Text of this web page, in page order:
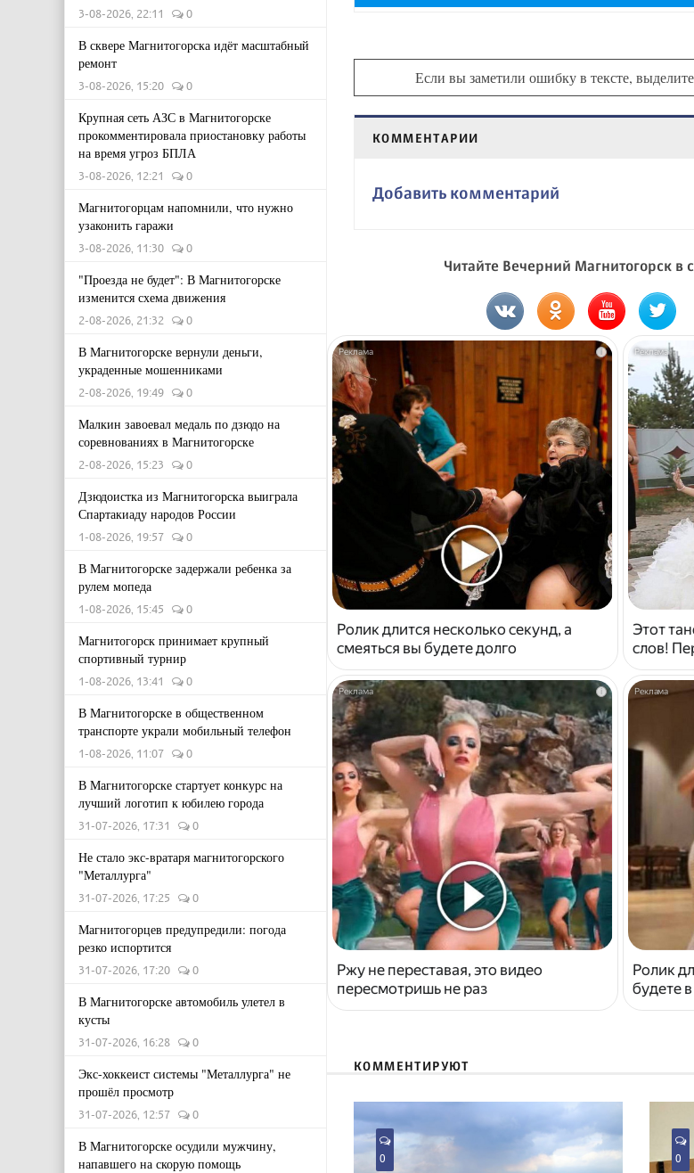
3-08-2026, 22:11 0
В сквере Магнитогорска идёт масштабный
ремонт
3-08-2026, 15:20 0
Крупная сеть АЗС в Магнитогорске
прокомментировала приостановку работы
на время угроз БПЛА
3-08-2026, 12:21 0
Магнитогорцам напомнили, что нужно
узаконить гаражи
3-08-2026, 11:30 0
"Проезда не будет": В Магнитогорске
изменится схема движения
2-08-2026, 21:32 0
В Магнитогорске вернули деньги,
украденные мошенниками
2-08-2026, 19:49 0
Малкин завоевал медаль по дзюдо на
соревнованиях в Магнитогорске
2-08-2026, 15:23 0
Дзюдоистка из Магнитогорска выиграла
Спартакиаду народов России
1-08-2026, 19:57 0
В Магнитогорске задержали ребенка за
рулем мопеда
1-08-2026, 15:45 0
Магнитогорск принимает крупный
спортивный турнир
1-08-2026, 13:41 0
В Магнитогорске в общественном
транспорте украли мобильный телефон
1-08-2026, 11:07 0
В Магнитогорске стартует конкурс на
лучший логотип к юбилею города
31-07-2026, 17:31 0
Не стало экс-вратаря магнитогорского
"Металлурга"
31-07-2026, 17:25 0
Магнитогорцев предупредили: погода
резко испортится
31-07-2026, 17:20 0
В Магнитогорске автомобиль улетел в
кусты
31-07-2026, 16:28 0
Экс-хоккеист системы "Металлурга" не
прошёл просмотр
31-07-2026, 12:57 0
В Магнитогорске осудили мужчину,
напавшего на скорую помощь
Если вы заметили ошибку в тексте,
КОММЕНТАРИИ
Добавить комментарий
Читайте Вечерний Магнитогорск в
i
Ролик длится несколько секунд, а
смеяться вы будете долго
Этот
слов!
i
Ржу не переставая, это видео
пересмотришь не раз
Ролик
будете
КОММЕНТИРУЮТ
0 0